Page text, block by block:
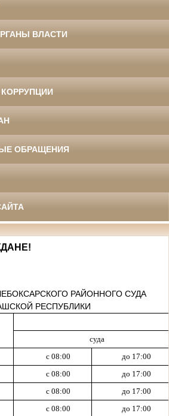
ВЛАСТИ
ОБРАЩЕНИЯ
РАЙОННОГО СУДА
РЕСПУБЛИКИ
суда
с 08:00
до 17:00
с 08:00
до 17:00
с08:00
до 17:00
с 08:00
до 17:00